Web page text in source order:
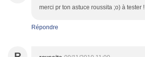
merci pr ton astuce roussita ;o) à tester !
Répondre